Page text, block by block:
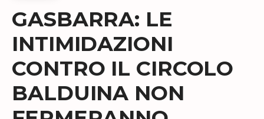
GASBARRA: LE
INTIMIDAZIONI
CONTRO IL CIRCOLO
BALDUINA NON